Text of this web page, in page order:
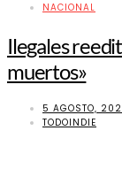
NACIONAL
Ilegales
muertos»
5 AGOSTO,
TODOINDIE